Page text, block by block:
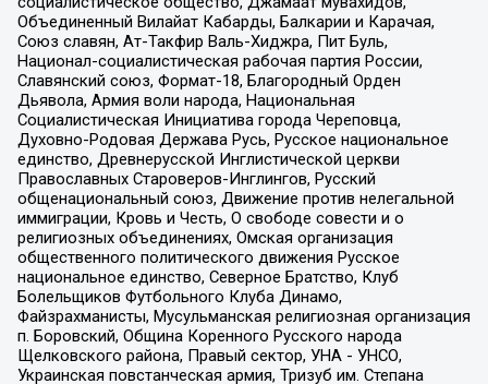
Объединенный Вилайат Кабарды, Балкарии и Карачая,
Союз славян, Ат-Такфир Валь-Хиджра, Пит Буль,
Национал-социалистическая рабочая партия России,
Славянский союз, Формат-18, Благородный Орден
Дьявола, Армия воли народа, Национальная
Социалистическая Инициатива города Череповца,
Духовно-Родовая Держава Русь, Русское национальное
единство, Древнерусской Инглистической церкви
Православных Староверов-Инглингов, Русский
общенациональный союз, Движение против нелегальной
иммиграции, Кровь и Честь, О свободе совести и о
религиозных объединениях, Омская организация
общественного политического движения Русское
национальное единство, Северное Братство, Клуб
Болельщиков Футбольного Клуба Динамо,
Файзрахманисты, Мусульманская религиозная организация
п. Боровский, Община Коренного Русского народа
Щелковского района, Правый сектор, УНА - УНСО,
Украинская повстанческая армия, Тризуб им. Степана